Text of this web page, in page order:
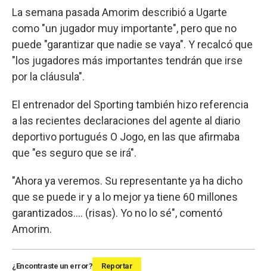
La semana pasada Amorim describió a Ugarte
como "un jugador muy importante", pero que no
puede "garantizar que nadie se vaya". Y recalcó que
"los jugadores más importantes tendrán que irse
por la cláusula".
El entrenador del Sporting también hizo referencia
a las recientes declaraciones del agente al diario
deportivo portugués O Jogo, en las que afirmaba
que "es seguro que se irá".
"Ahora ya veremos. Su representante ya ha dicho
que se puede ir y a lo mejor ya tiene 60 millones
garantizados.... (risas). Yo no lo sé", comentó
Amorim.
¿Encontraste un error? Reportar